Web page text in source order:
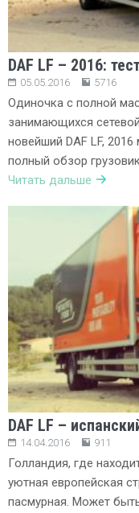
DAF LF – 2016:
05.05.2016 5716
Одиночка с полной
занимающихся
новейший DAF LF,
полный обзор
Читать дальше
DAF LF –
14.04.2016 911
Голландия, где
уютная европейская
пасмурная. Может